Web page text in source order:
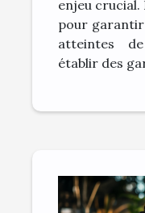
enjeu
pour
atteintes
établir des